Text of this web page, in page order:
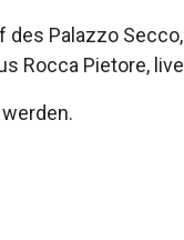
Palazzo
Rocca Pietore,